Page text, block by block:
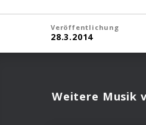
Veröffentlichung
28.3.2014
Weitere Musik